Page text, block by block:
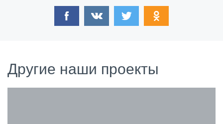
Другие наши проекты